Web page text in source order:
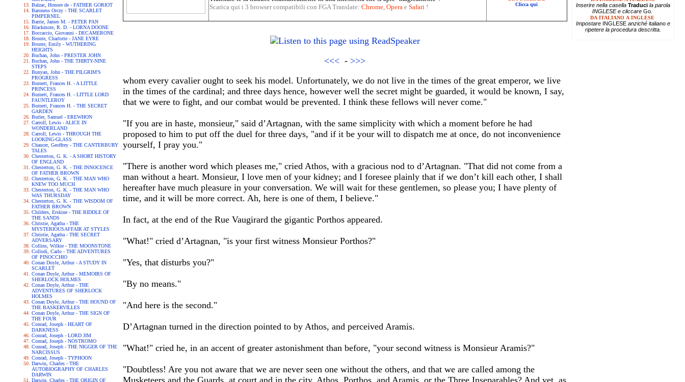
Balzac, Honore de - FATHER GORIOT
Baroness Orczy - THE SCARLET
PIMPERNEL
Barrie, James M. - PETER PAN
Blackmore, R. D. - LORNA DOONE
Boccaccio, Giovanni - DECAMERONE
Bronte, Charlotte - JANE EYRE
Bronte, Emily - WUTHERING
HEIGHTS
Buchan, John - PRESTER JOHN
Buchan, John - THE THIRTY-NINE
STEPS
Bunyan, John - THE PILGRIM'S
PROGRESS
Burnett, Frances H. - A LITTLE
PRINCESS
Burnett, Frances H. - LITTLE LORD
FAUNTLEROY
Burnett, Frances H. - THE SECRET
GARDEN
Butler, Samuel - EREWHON
Carroll, Lewis - ALICE IN
WONDERLAND
Carroll, Lewis - THROUGH THE
LOOKING-GLASS
Chaucer, Geoffrey - THE CANTERBURY
TALES
Chesterton, G. K. - A SHORT HISTORY
OF ENGLAND
Chesterton, G. K. - THE INNOCENCE
OF FATHER BROWN
Chesterton, G. K. - THE MAN WHO
KNEW TOO MUCH
Chesterton, G. K. - THE MAN WHO
WAS THURSDAY
Chesterton, G. K. - THE WISDOM OF
FATHER BROWN
Childers, Erskine - THE RIDDLE OF
THE SANDS
Christie, Agatha - THE
MYSTERIOUSAFFAIR AT STYLES
Christie, Agatha - THE SECRET
ADVERSARY
Collins, Wilkie - THE MOONSTONE
Collodi, Carlo - THE ADVENTURES
OF PINOCCHIO
Conan Doyle, Arthur - A STUDY IN
SCARLET
Conan Doyle, Arthur - MEMOIRS OF
SHERLOCK HOLMES
Conan Doyle, Arthur - THE
ADVENTURES OF SHERLOCK
HOLMES
Conan Doyle, Arthur - THE HOUND OF
THE BASKERVILLES
Conan Doyle, Arthur - THE SIGN OF
THE FOUR
Conrad, Joseph - HEART OF
DARKNESS
Conrad, Joseph - LORD JIM
Conrad, Joseph - NOSTROMO
Conrad, Joseph - THE NIGGER OF THE
NARCISSUS
Conrad, Joseph - TYPHOON
Darwin, Charles - THE
AUTOBIOGRAPHY OF CHARLES
DARWIN
Darwin, Charles - THE ORIGIN OF
Scarica qui i 3 browser compatibili con FGA Translate: Chrome, Operae Safari !
Clicca qui
<<< - >>>
whom every cavalier ought to seek his model. Unfortunately, we do not live in the times of the great emperor, we live
in the times of the cardinal; and three days hence, however well the secret might be guarded, it would be known, I say,
that we were to fight, and our combat would be prevented. I think these fellows will never come."
"If you are in haste, monsieur," said d’Artagnan, with the same simplicity with which a moment before he had
proposed to him to put off the duel for three days, "and if it be your will to dispatch me at once, do not inconvenience
yourself, I pray you."
"There is another word which pleases me," cried Athos, with a gracious nod to d’Artagnan. "That did not come from a
man without a heart. Monsieur, I love men of your kidney; and I foresee plainly that if we don’t kill each other, I shall
hereafter have much pleasure in your conversation. We will wait for these gentlemen, so please you; I have plenty of
time, and it will be more correct. Ah, here is one of them, I believe."
In fact, at the end of the Rue Vaugirard the gigantic Porthos appeared.
"What!" cried d’Artagnan, "is your first witness Monsieur Porthos?"
"Yes, that disturbs you?"
"By no means."
"And here is the second."
D’Artagnan turned in the direction pointed to by Athos, and perceived Aramis.
"What!" cried he, in an accent of greater astonishment than before, "your second witness is Monsieur Aramis?"
"Doubtless! Are you not aware that we are never seen one without the others, and that we are called among the
Musketeers and the Guards, at court and in the city, Athos, Porthos, and Aramis, or the Three Inseparables? And yet, as
Inserire nella casella Traducila parola
INGLESE e cliccare Go.
DA ITALIANO A INGLESE
Impostare INGLESEanziché italianoe
ripetere la procedura descritta.